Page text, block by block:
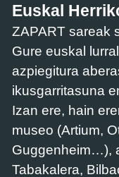
Euskal
ZAPART sareak
Gure euskal
azpiegitura
ikusgarritasuna
Izan ere, hain
museo (Artium,
Guggenheim…),
Tabakalera,